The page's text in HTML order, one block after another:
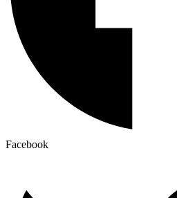
Facebook